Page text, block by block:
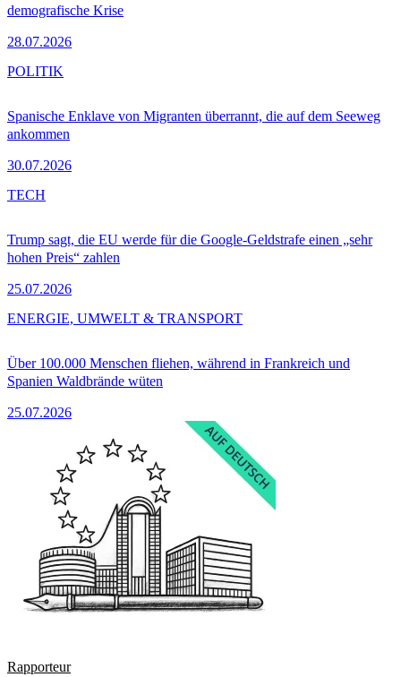
demografische Krise
28.07.2026
Spanische Enklave von Migranten überrannt, die auf dem Seeweg
ankommen
30.07.2026
POLITIK
Trump sagt, die EU werde für die Google-Geldstrafe einen „sehr
hohen Preis“ zahlen
25.07.2026
TECH
Über 100.000 Menschen fliehen, während in Frankreich und
Spanien Waldbrände wüten
25.07.2026
ENERGIE, UMWELT & TRANSPORT
Rapporteur